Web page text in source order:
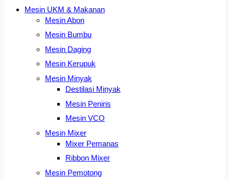
Mesin UKM & Makanan
Mesin Abon
Mesin Bumbu
Mesin Daging
Mesin Kerupuk
Mesin Minyak
Destilasi Minyak
Mesin Peniris
Mesin VCO
Mesin Mixer
Mixer Pemanas
Ribbon Mixer
Mesin Pemotong